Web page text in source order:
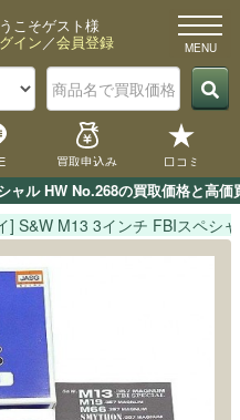
ル HW No.268の買取価格と高
こそゲスト様
イン／会員登録
買取申込み 口コミ
] S&W M13 3インチ FBIスペシ